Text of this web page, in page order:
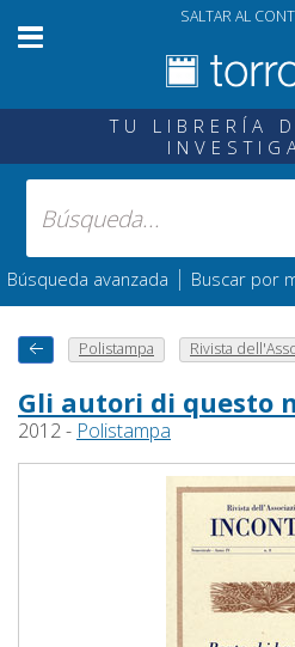
SALTAR AL
TU LIBRERÍA
Búsqueda avanzada | Buscar por
Polistampa Rivista
Gli autori di questo
2012 - Polistampa